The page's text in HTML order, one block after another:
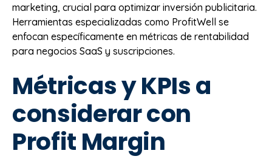
marketing, crucial para optimizar inversión publicitaria.
Herramientas especializadas como ProfitWell se
enfocan específicamente en métricas de rentabilidad
para negocios SaaS y suscripciones.
Métricas y KPIs a
considerar con
Profit Margin